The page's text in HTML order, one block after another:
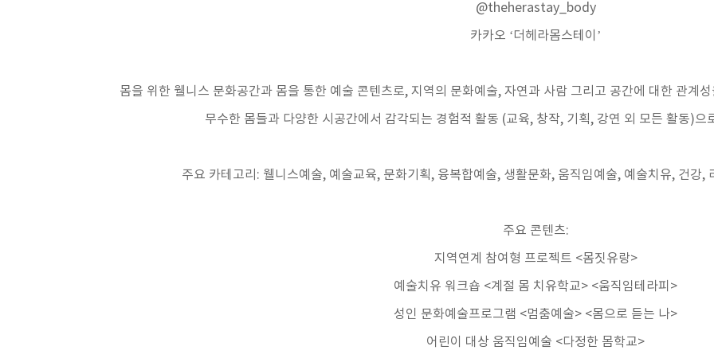
@theherastay_body
카카오 ‘더헤라몸스테이 ’
몸을 위한 웰니스 문화공간과 몸을 통한 예술 콘텐츠로, 지역의 문화예술, 자연과 사람 그리고 공간에 대한 관계
무수한 몸들과 다양한 시공간에서 감각되는 경험적 활동 (교육, 창작, 기획, 강연 외 모든 활동)으
주요 카테고리 : 웰니스예술, 예술교육, 문화기획, 융복합예술, 생활문화, 움직임예술, 예술치유, 건강,
주요 콘텐츠:
지역연계 참여형 프로젝트 <몸짓유랑>
예술치유 워크숍 <계절 몸 치유학교> <움직임테라피 >
성인 문화예술프로그램 <멈춤예술> <몸으로 듣는 나>
어린이 대상 움직임예술 <다정한 몸학교>